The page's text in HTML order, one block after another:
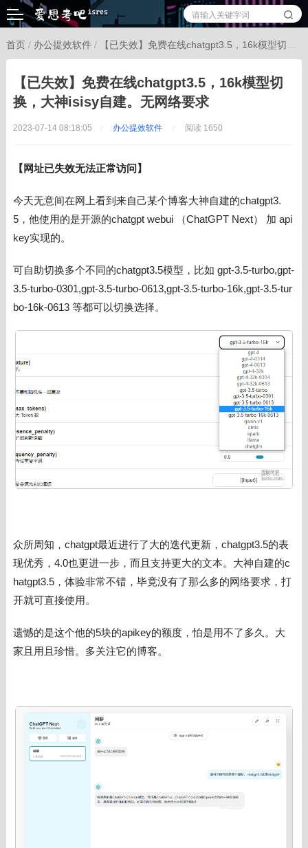
首页/ 办公提效软件/ 【已失效】免费在线chatgpt3.5，16k模型切换，大神isisy自建。无网络要求
【已失效】免费在线chatgpt3.5，16k模型切
换，大神isisy自建。无网络要求
2023-07-14 08:18:05 办公提效软件 阅读 1650
【网址已失效无法正常访问】
今天无意间在网上看到来自己某个博客大神自建的chatgpt3.
5，他使用的是开源的chatgpt webui （ChatGPT Next） 加 api
key实现的。
可自助切换多个不同的chatgpt3.5模型，比如 gpt-3.5-turbo,gpt-
3.5-turbo-0301,gpt-3.5-turbo-0613,gpt-3.5-turbo-16k,gpt-3.5-tur
bo-16k-0613 等都可以切换选择。
众所周知， chatgpt最近进行了大的迭代更新， chatgpt3.5的表
现优秀，4.0也更进一步，而且支持更大的文本。大神自建的c
hatgpt3.5，体验非常不错，毕竟没有了那么多的网络要求，打
开就可直接使用。
遗憾的是这个他的5块的apikey的额度，怕是用不了多久。大
家且用且珍惜。多关注它的博客。